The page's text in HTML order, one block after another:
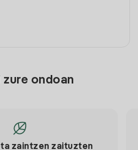
zure ondoan
zaintzen zaituzten